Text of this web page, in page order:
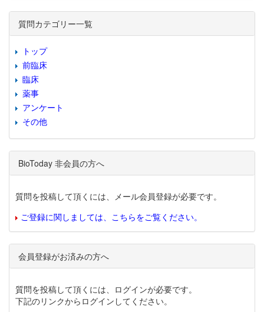
質問カテゴリー一覧
トップ
前臨床
臨床
薬事
アンケート
その他
BioToday 非会員の方へ
質問を投稿して頂くには、メール会員登録が必要です。
ご登録に関しましては、こちらをご覧ください。
会員登録がお済みの方へ
質問を投稿して頂くには、ログインが必要です。
下記のリンクからログインしてください。